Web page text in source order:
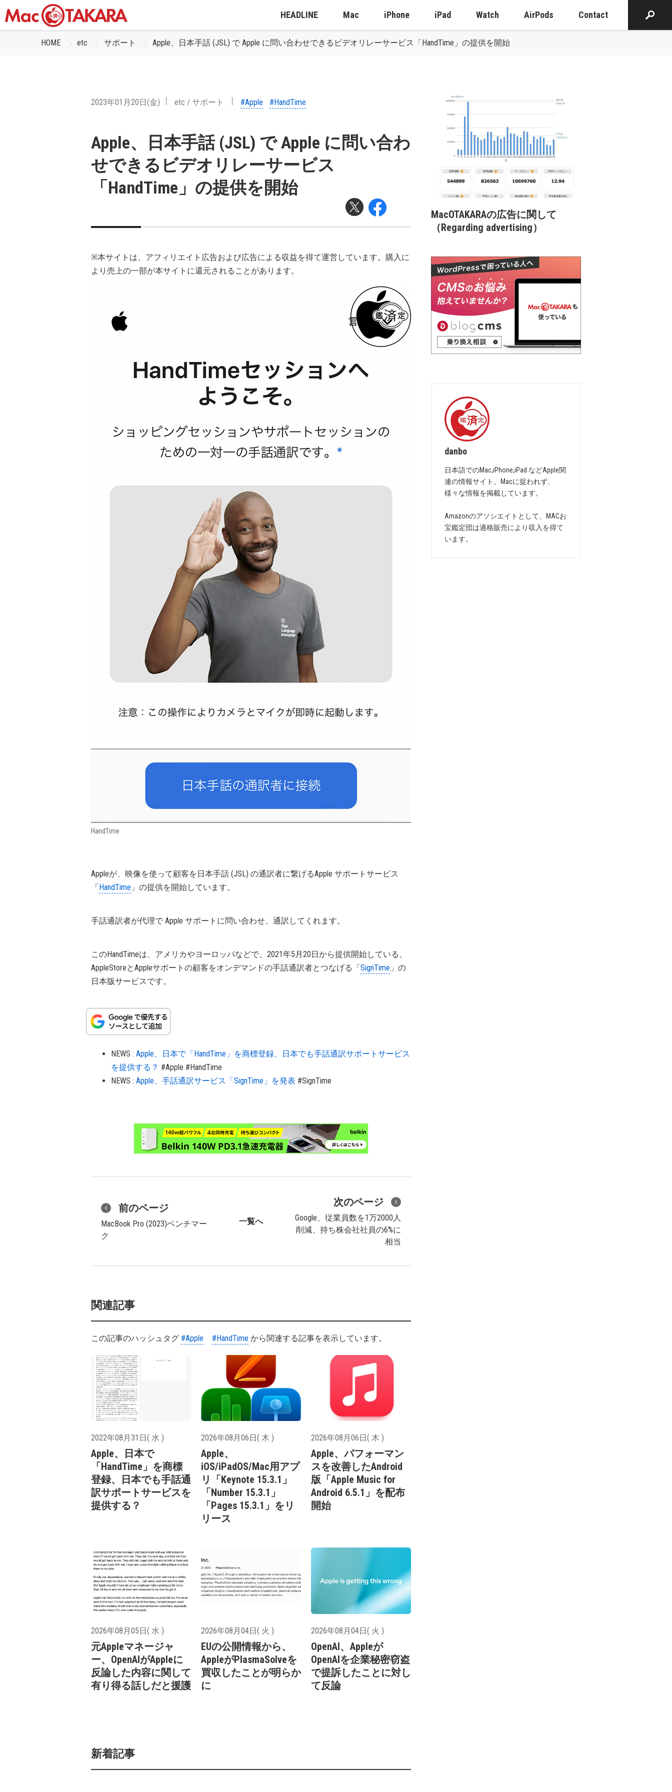
HEADLINE Mac iPhone iPad Watch AirPods Contact
HOME etc サポート Apple、日本手話 (JSL) で Apple に問い合わせできるビデオリレーサービス「HandTime」の提供を開始
2023年01月20日(金) etc / サポート #Apple #HandTime
Apple、日本手話 (JSL) で Apple に問い合わ
せできるビデオリレーサービス
「HandTime」の提供を開始
※本サイトは、アフィリエイト広告および広告による収益を得て運営しています。購入に
より売上の一部が本サイトに還元されることがあります。
HandTime
Appleが、映像を使って顧客を日本手話 (JSL) の通訳者に繋げるApple サポートサービス
「HandTime 」の提供を開始しています。
手話通訳者が代理で Apple サポートに問い合わせ、通訳してくれます。
このHandTimeは、アメリカやヨーロッパなどで、2021年5月20日から提供開始している、
AppleStoreとAppleサポートの顧客をオンデマンドの手話通訳者とつなげる「SignTime 」の
日本版サービスです。
NEWS : Apple、日本で「HandTime」を商標登録、日本でも手話通訳サポートサービス
を提供する？ #Apple #HandTime
NEWS : Apple、手話通訳サービス「SignTime」を発表 #SignTime
前のページ
MacBook Pro (2023)ベンチマー
ク
一覧へ
次のページ
Google、従業員数を1万2000人
削減、持ち株会社社員の6%に
相当
関連記事
この記事のハッシュタグ #Apple #HandTime から関連する記事を表示しています。
2022年08月31日( 水 )
Apple、日本で
「HandTime」を商標
登録、日本でも手話通
訳サポートサービスを
提供する？
2026年08月06日( 木 )
Apple、
iOS/iPadOS/Mac用アプ
リ「Keynote 15.3.1」
「Number 15.3.1」
「Pages 15.3.1」をリ
リース
2026年08月06日( 木 )
Apple、パフォーマン
スを改善したAndroid
版「Apple Music for
Android 6.5.1」を配布
開始
2026年08月05日( 水 )
元Appleマネージャ
ー、OpenAIがAppleに
反論した内容に関して
有り得る話しだと援護
2026年08月04日( 火 )
EUの公開情報から、
AppleがPlasmaSolveを
買収したことが明らか
に
2026年08月04日( 火 )
OpenAI、Appleが
OpenAIを企業秘密窃盗
で提訴したことに対し
て反論
新着記事
MacOTAKARAの広告に関して
（Regarding advertising）
danbo
日本語でのMac,iPhone,iPad などApple関
連の情報サイト。Macに捉われず、
様々な情報を掲載しています。
Amazonのアソシエイトとして、MACお
宝鑑定団は適格販売により収入を得て
います。